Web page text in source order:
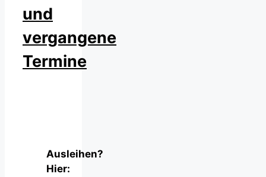
und
vergangene
Termine
Ausleihen?
Hier: